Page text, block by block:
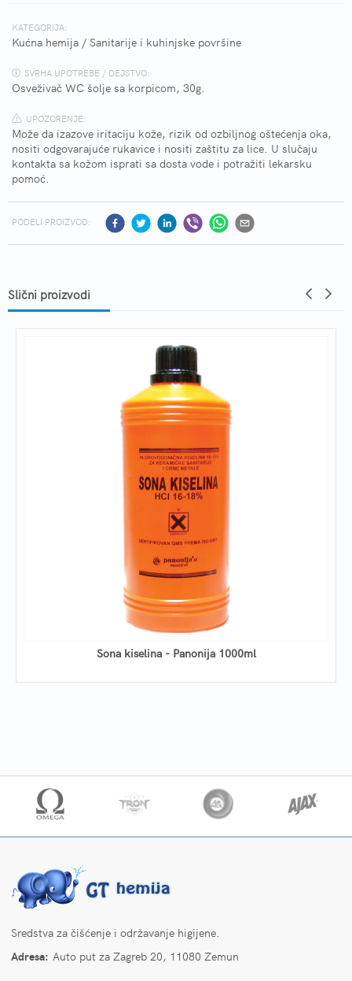
KATEGORIJA:
Kućna hemija / Sanitarije i kuhinjske površine
SVRHA UPOTREBE / DEJSTVO:
Osveživač WC šolje sa korpicom, 30g.
UPOZORENJE:
Može da izazove iritaciju kože, rizik od ozbiljnog oštećenja oka,
nositi odgovarajuće rukavice i nositi zaštitu za lice. U slučaju
kontakta sa kožom isprati sa dosta vode i potražiti lekarsku
pomoć.
PODELI PROIZVOD:
Slični proizvodi
Sona kiselina - Panonija 1000ml
Sredstva za čišćenje i održavanje higijene.
Adresa: Auto put za Zagreb 20, 11080 Zemun